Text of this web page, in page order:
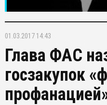
01.03.2017 14:43
Глава ФАС
госзакупок